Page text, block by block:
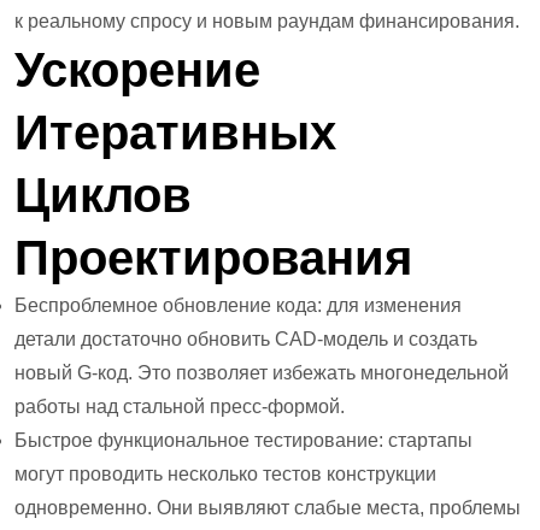
к реальному спросу и новым раундам финансирования.
Ускорение
Итеративных
Циклов
Проектирования
Беспроблемное обновление кода: для изменения
детали достаточно обновить CAD-модель и создать
новый G-код. Это позволяет избежать многонедельной
работы над стальной пресс-формой.
Быстрое функциональное тестирование: стартапы
могут проводить несколько тестов конструкции
одновременно. Они выявляют слабые места, проблемы